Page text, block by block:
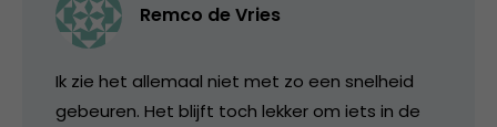
Remco de Vries
Ik zie het allemaal niet met zo een snelheid
gebeuren. Het blijft toch lekker om iets in de